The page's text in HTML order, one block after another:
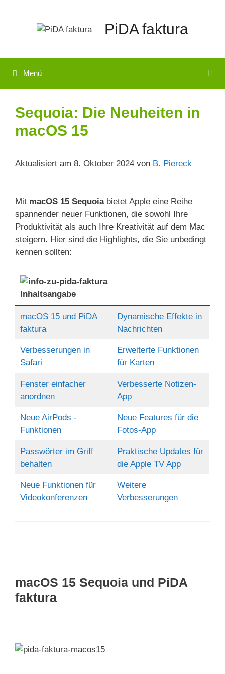
PiDA faktura
Menü
Sequoia: Die Neuheiten in
macOS 15
Aktualisiert am 8. Oktober 2024 von B. Piereck
Mit macOS 15 Sequoiabietet Apple eine Reihe
spannender neuer Funktionen, die sowohl Ihre
Produktivität als auch Ihre Kreativität auf dem Mac
steigern. Hier sind die Highlights, die Sie unbedingt
kennen sollten:
Inhaltsangabe
macOS 15 und PiDA
faktura
Dynamische Effekte in
Nachrichten
Verbesserungen in
Safari
Erweiterte Funktionen
für Karten
Fenster einfacher
anordnen
Verbesserte Notizen-
App
Neue AirPods -
Funktionen
Neue Features für die
Fotos-App
Passwörter im Griff
behalten
Praktische Updates für
die Apple TV App
Neue Funktionen für
Videokonferenzen
Weitere
Verbesserungen
macOS 15 Sequoia und PiDA
faktura